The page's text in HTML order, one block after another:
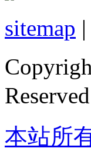
sitemap |
本站所